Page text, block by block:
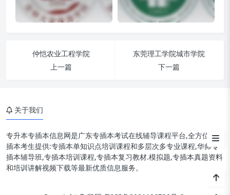
仲恺农业工程学院
上一篇
东莞理工学院城市学院
下一篇
【韶关学院】简介
知
关于我们
专升本专插本信息网是广东专插本考试在线辅导课程平台,全方位为专
插本考生提供:专插本单知识点培训课程和多层次多专业课程,华师专
插本辅导班,专插本培训课程,专插本复习教材.模拟题,专插本真题资料
和培训讲解视频下载等最新优质信息服务。